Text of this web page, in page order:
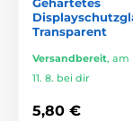
Transparent
Versandbereit, am
11. 8. bei dir
5,80 €